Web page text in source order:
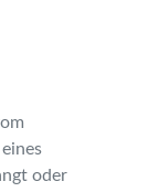
oder